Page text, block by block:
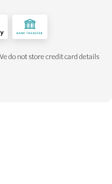
do not store credit card details